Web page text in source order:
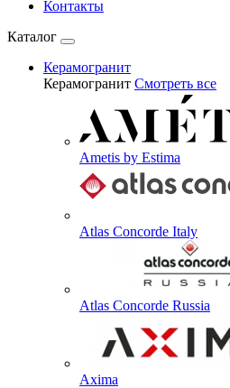
Контакты
Каталог
Керамогранит
Керамогранит Смотреть все
Ametis by Estima
Atlas Concorde Italy
Atlas Concorde Russia
Axima